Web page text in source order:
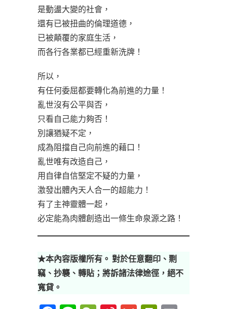
是動盪大變的社會，
還有已被扭曲的倫理道德，
已被顛覆的家庭生活，
而各行各業都已經重新洗牌！
所以，
有任何委屈都要轉化為前進的力量！
亂世沒有公平與否，
只看自己能力夠否！
別讓猶疑不定，
成為阻擋自己向前進的藉口！
亂世唯有改造自己，
用自律自信堅定不疑的力量，
激發出體內天人合一的超能力！
有了主神靈體一起，
必定能為肉體創造出一條生命泉源之路！
★本內容版權所有。 對於任意翻印、剽
竊、抄襲、轉貼；將訴諸法律途徑，絕不
寬貸。